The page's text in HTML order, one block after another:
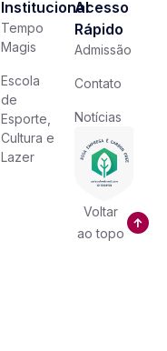
Institucional
Tempo
Magis
Escola
de
Esporte,
Cultura e
Lazer
Acesso
Rápido
Admissão
Contato
Notícias
Voltar
ao topo